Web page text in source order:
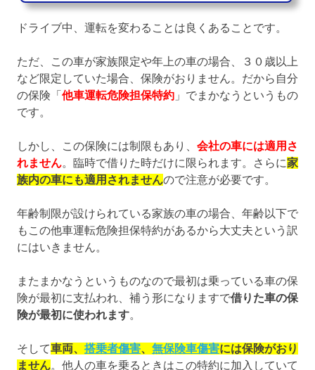
ドライブ中、運転を変わることは良くあることです。
ただ、この車が家族限定や年上の車の場合、３０歳以上
など限定していた場合、保険がおりません。だから自分
の保険「 他車運転危険担保特約 」でまかなうというもの
です。
しかし、この保険には制限もあり、 会社の車には適用さ
れません。臨時で借りた時だけに限られます。さらに家
族内の車にも適用されませんので注意が必要です。
年齢制限が設けられている家族の車の場合、年齢以下で
もこの他車運転危険担保特約があるから大丈夫という訳
にはいきません。
またまかなうというものなので最初は乗っている車の保
険が最初に支払われ、補う形になりますで借りた車の保
険が最初に使われます。
そして車両、 搭乗者傷害、 無保険車傷害には保険がおり
ません。他人の車を乗るときはこの特約に加入していて